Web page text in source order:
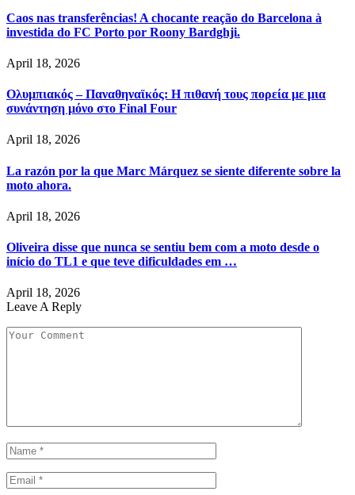
Caos nas transferências! A chocante reação do Barcelona à
investida do FC Porto por Roony Bardghji.
April 18, 2026
Ολυμπιακός – Παναθηναϊκός: Η πιθανή τους πορεία με μια
συνάντηση μόνο στο Final Four
April 18, 2026
La razón por la que Marc Márquez se siente diferente sobre la
moto ahora.
April 18, 2026
Oliveira disse que nunca se sentiu bem com a moto desde o
início do TL1 e que teve dificuldades em …
April 18, 2026
Leave A Reply